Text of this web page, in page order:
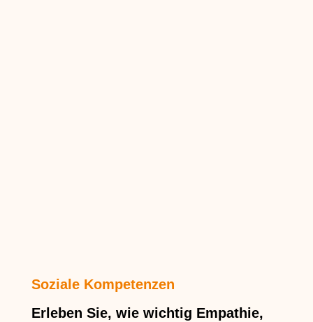
Soziale Kompetenzen
Erleben Sie, wie wichtig Empathie,